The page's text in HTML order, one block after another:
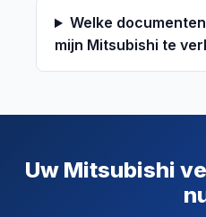
Welke
mijn Mitsubishi te
Uw Mitsubishi